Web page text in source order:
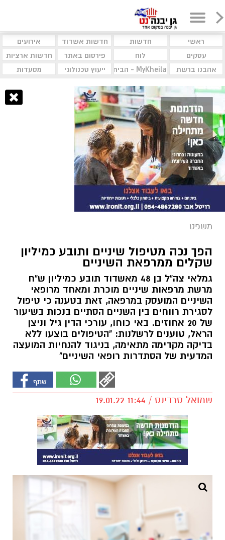
ראשי חדשות חדשות אשדוד
אירועים
עסקים
לוח פירסום באתר
חדשות ארציות
אהבנו ברשת
MyKheila - הבית לעסקים וקהילות ייעוץ טכנולוגי מסעדות
משפט
הפך נכה מטיפול שיניים ותובע כמיליון
שקלים ממרפאת השיניים
גמלאי צה"ל בן 48 מאשדוד תובע כמיליון ש"ח
מרשת מרפאות שיניים מוכרת ומאחד מרופאי
השיניים המועסק במרפאה, זאת בטענה כי טיפול
לסגירת רווחים בין השניים הסתיים בנכות בשיעור
של 20 אחוזים. באי כוחו, עורכי הדין גיל וניצן
הראל, טוענים לרשלנות: "הטיפולים בוצעו ללא
בדיקה מקדימה מתאימה, בניגוד להנחיות המועצה
המדעית של הסתדרות רופאי השיניים"
שמואל סרדינס / 11:44 19.01.22